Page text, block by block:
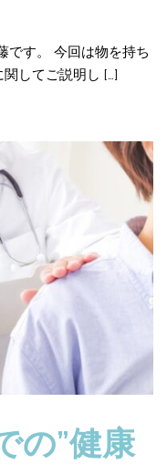
です。 今回は物を持ち
してご説明し […]
の”健康